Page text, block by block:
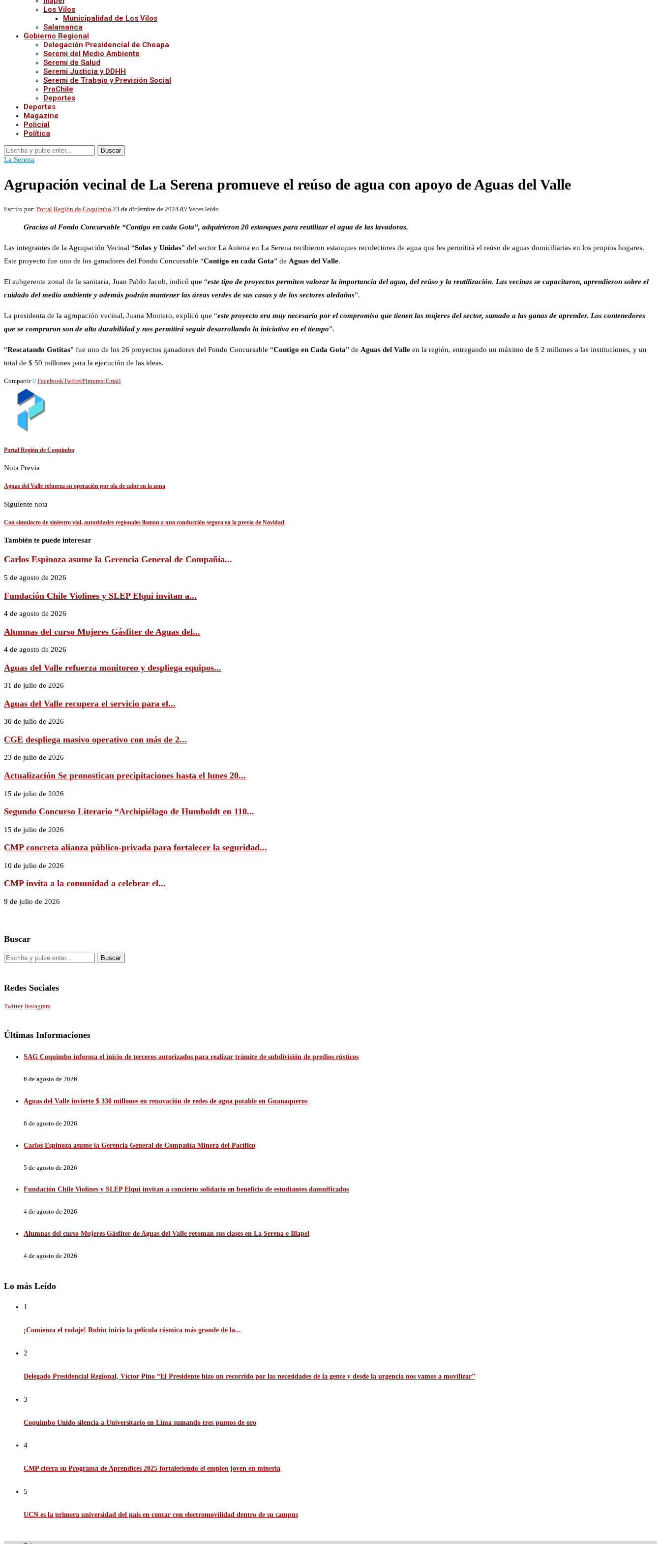
Los Vilos
Municipalidad de Los Vilos
Salamanca
Gobierno Regional
Delegación Presidencial de Choapa
Seremi del Medio Ambiente
Seremi de Salud
Seremi Justicia y DDHH
Seremi de Trabajo y Previsión Social
ProChile
Deportes
Deportes
Magazine
Policial
Política
Buscar
La Serena
Agrupación vecinal de La Serena promueve el reúso de agua con apoyo de Aguas del Valle
Escrito por: Portal Región de Coquimbo 23 de diciembre de 2024 89 Veces leído
Gracias al Fondo Concursable “Contigo en cada Gota”, adquirieron 20 estanques para reutilizar el agua de las lavadoras.
Las integrantes de la Agrupación Vecinal “Solas y Unidas” del sector La Antena en La Serena recibieron estanques recolectores de agua que les permitirá el reúso de aguas domiciliarias en los propios hogares.
Este proyecto fue uno de los ganadores del Fondo Concursable “Contigo en cada Gota” de Aguas del Valle.
El subgerente zonal de la sanitaria, Juan Pablo Jacob, indicó que “este tipo de proyectos permiten valorar la importancia del agua, del reúso y la reutilización. Las vecinas se capacitaron, aprendieron sobre el
cuidado del medio ambiente y además podrán mantener las áreas verdes de sus casas y de los sectores aledaños”.
La presidenta de la agrupación vecinal, Juana Montero, explicó que “este proyecto era muy necesario por el compromiso que tienen las mujeres del sector, sumado a las ganas de aprender. Los contenedores
que se compraron son de alta durabilidad y nos permitirá seguir desarrollando la iniciativa en el tiempo”.
“Rescatando Gotitas” fue uno de los 26 proyectos ganadores del Fondo Concursable “Contigo en Cada Gota” de Aguas del Valle en la región, entregando un máximo de $ 2 millones a las instituciones, y un
total de $ 50 millones para la ejecución de las ideas.
Compartir 0 FacebookTwitterPinterestEmail
Portal Región de Coquimbo
Nota Previa
Aguas del Valle refuerza su operación por ola de calor en la zona
Siguiente nota
Con simulacro de siniestro vial, autoridades regionales llaman a una conducción segura en la previa de Navidad
También te puede interesar
Carlos Espinoza asume la Gerencia General de Compañía...
5 de agosto de 2026
Fundación Chile Violines y SLEP Elqui invitan a...
4 de agosto de 2026
Alumnas del curso Mujeres Gásfiter de Aguas del...
4 de agosto de 2026
Aguas del Valle refuerza monitoreo y despliega equipos...
31 de julio de 2026
Aguas del Valle recupera el servicio para el...
30 de julio de 2026
CGE despliega masivo operativo con más de 2...
23 de julio de 2026
Actualización Se pronostican precipitaciones hasta el lunes 20...
15 de julio de 2026
Segundo Concurso Literario “Archipiélago de Humboldt en 110...
15 de julio de 2026
CMP concreta alianza público-privada para fortalecer la seguridad...
10 de julio de 2026
CMP invita a la comunidad a celebrar el...
9 de julio de 2026
Buscar
Redes Sociales
Twitter Instagram
Últimas Informaciones
SAG Coquimbo informa el inicio de terceros autorizados para realizar trámite de subdivisión de predios rústicos
6 de agosto de 2026
Aguas del Valle invierte $ 330 millones en renovación de redes de agua potable en Guanaqueros
6 de agosto de 2026
Carlos Espinoza asume la Gerencia General de Compañía Minera del Pacífico
5 de agosto de 2026
Fundación Chile Violines y SLEP Elqui invitan a concierto solidario en beneficio de estudiantes damnificados
4 de agosto de 2026
Alumnas del curso Mujeres Gásfiter de Aguas del Valle retoman sus clases en La Serena e Illapel
4 de agosto de 2026
Lo más Leído
1
¡Comienza el rodaje! Rubin inicia la película cósmica más grande de la...
2
Delegado Presidencial Regional, Víctor Pino “El Presidente hizo un recorrido por las necesidades de la gente y desde la urgencia nos vamos a movilizar”
3
Coquimbo Unido silencia a Universitario en Lima sumando tres puntos de oro
4
CMP cierra su Programa de Aprendices 2025 fortaleciendo el empleo joven en minería
5
UCN es la primera universidad del país en contar con electromovilidad dentro de su campus